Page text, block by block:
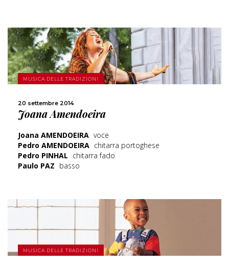
MUSICA DELLE TRADIZIONI
20 settembre 2014
Joana Amendoeira
Joana AMENDOEIRA voce
Pedro AMENDOEIRA chitarra portoghese
Pedro PINHAL chitarra fado
Paulo PAZ basso
SCOPRI DI PIÙ
CONDIVIDI
MUSICA DELLE TRADIZIONI
SCOPRI DI PIÙ